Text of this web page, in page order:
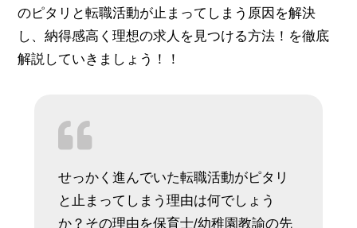
のピタリと転職活動が止まってしまう原因を解決
し、納得感高く理想の求人を見つける方法！を徹底
解説していきましょう！！
せっかく進んでいた転職活動がピタリ
と止まってしまう理由は何でしょう
か？その理由を保育士/幼稚園教諭の先